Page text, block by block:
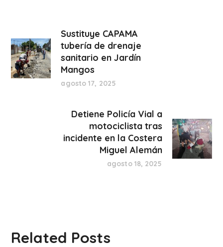
Sustituye CAPAMA
tubería de drenaje
sanitario en Jardín
Mangos
agosto 17, 2025
Detiene Policía Vial a
motociclista tras
incidente en la Costera
Miguel Alemán
agosto 18, 2025
Related Posts